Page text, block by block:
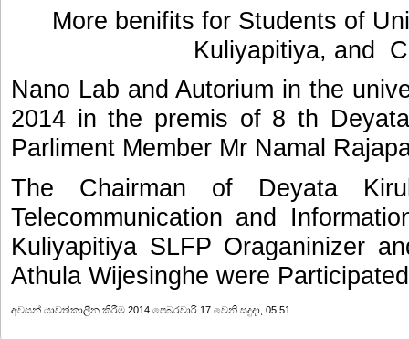
More benifits for Students of
Kuliyapitiya, and
Nano Lab and Autorium in the
2014 in the premis of 8 th
Parliment Member Mr Namal
The Chairman of Deyata
Telecommunication and
Kuliyapitiya SLFP Oraganinizer
Athula Wijesinghe were
අවසන් යාවත්කාලීන කිරීම 2014 පෙබරවාරි 17 වෙනි සදුදා, 05:51